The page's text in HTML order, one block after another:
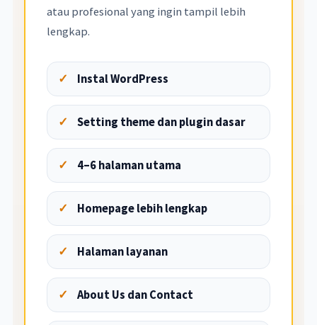
atau profesional yang ingin tampil lebih
lengkap.
Instal WordPress
Setting theme dan plugin dasar
4–6 halaman utama
Homepage lebih lengkap
Halaman layanan
About Us dan Contact